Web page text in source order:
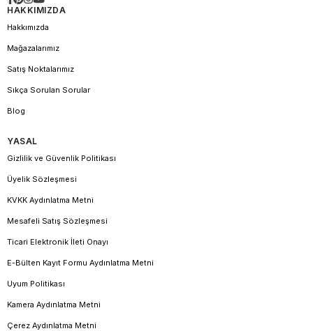
HAKKIMIZDA
Hakkımızda
Mağazalarımız
Satış Noktalarımız
Sıkça Sorulan Sorular
Blog
YASAL
Gizlilik ve Güvenlik Politikası
Üyelik Sözleşmesi
KVKK Aydınlatma Metni
Mesafeli Satış Sözleşmesi
Ticari Elektronik İleti Onayı
E-Bülten Kayıt Formu Aydınlatma Metni
Uyum Politikası
Kamera Aydınlatma Metni
Çerez Aydınlatma Metni